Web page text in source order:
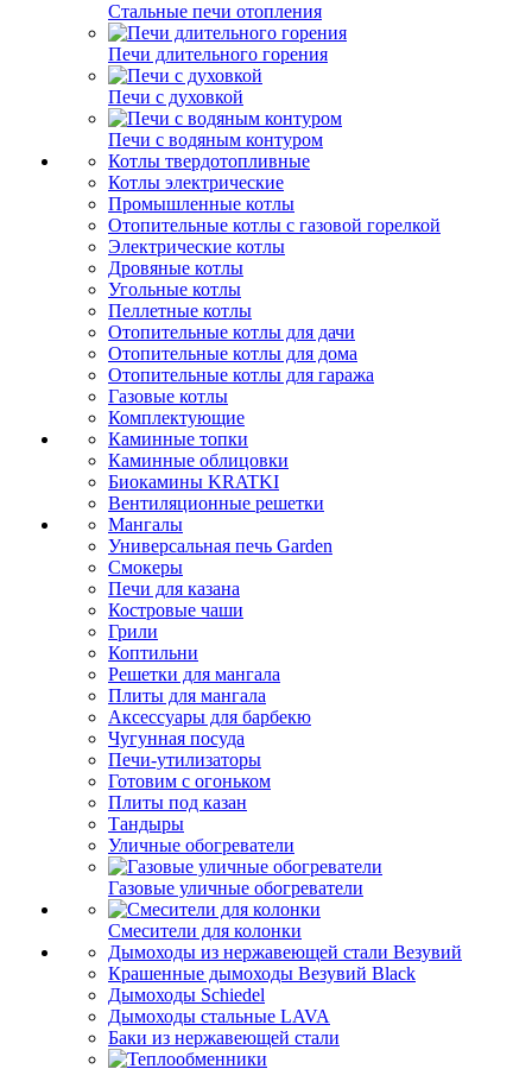
Стальные печи отопления
Печи длительного горения
Печи с духовкой
Печи с водяным контуром
Котлы твердотопливные
Котлы электрические
Промышленные котлы
Отопительные котлы с газовой горелкой
Электрические котлы
Дровяные котлы
Угольные котлы
Пеллетные котлы
Отопительные котлы для дачи
Отопительные котлы для дома
Отопительные котлы для гаража
Газовые котлы
Комплектующие
Каминные топки
Каминные облицовки
Биокамины KRATKI
Вентиляционные решетки
Мангалы
Универсальная печь Garden
Смокеры
Печи для казана
Костровые чаши
Грили
Коптильни
Решетки для мангала
Плиты для мангала
Аксессуары для барбекю
Чугунная посуда
Печи-утилизаторы
Готовим с огоньком
Плиты под казан
Тандыры
Уличные обогреватели
Газовые уличные обогреватели
Смесители для колонки
Дымоходы из нержавеющей стали Везувий
Крашенные дымоходы Везувий Black
Дымоходы Schiedel
Дымоходы стальные LAVA
Баки из нержавеющей стали